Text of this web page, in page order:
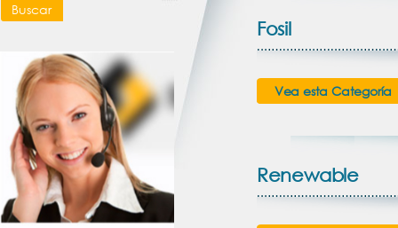
Buscar
Fosil
Vea esta Categoría
Renewable